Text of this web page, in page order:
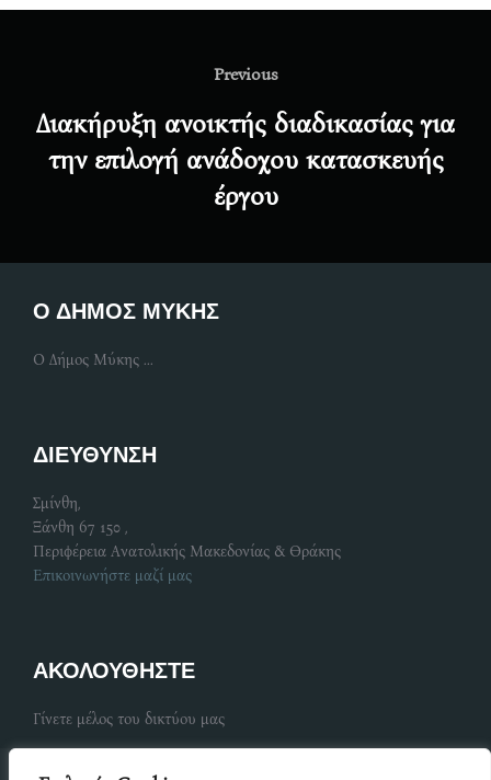
Previous
Previous
Διακήρυξη ανοικτής διαδικασίας για
την επιλογή ανάδοχου κατασκευής
έργου
Ο ΔΗΜΟΣ ΜΥΚΗΣ
Ο Δήμος Μύκης ...
ΔΙΕΥΘΥΝΣΗ
Σμίνθη,
Ξάνθη 67 150 ,
Περιφέρεια Ανατολικής Μακεδονίας & Θράκης
Επικοινωνήστε μαζί μας
ΑΚΟΛΟΥΘΗΣΤΕ
Γίνετε μέλος του δικτύου μας